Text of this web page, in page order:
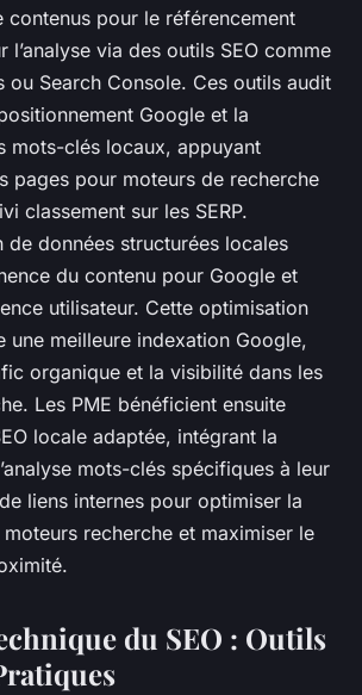
contenus pour le référencement
l’analyse via des outils SEO comme
ou Search Console. Ces outils audit
Google et la
mots-clés locaux, appuyant
pages pour moteurs de recherche
classement sur les SERP.
de données structurées locales
du contenu pour Google et
utilisateur. Cette optimisation
une meilleure indexation Google,
organique et la visibilité dans les
Les PME bénéficient ensuite
locale adaptée, intégrant la
mots-clés spécifiques à leur
liens internes pour optimiser la
recherche et maximiser le
du SEO : Outils